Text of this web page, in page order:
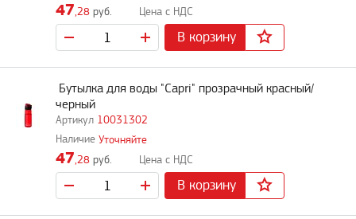
47,28 руб.
В корзину
10031302
Бутылка для воды "Capri" прозрачный красный/
черный
Уточняйте
47,28 руб.
В корзину